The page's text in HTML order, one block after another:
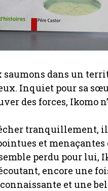
saumons dans un
Inquiet pour sa
des forces, Ikomo
tranquillement, il
et menaçantes
perdu pour lui,
encore une
et une